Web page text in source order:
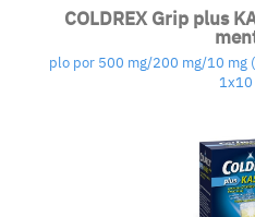
COLDREX Grip plus
plo por 500 mg/200 mg/10 mg
1x10